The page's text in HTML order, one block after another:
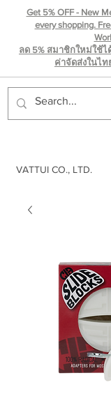
VATTUI CO., LTD.
Get 5% OFF - New
every shopping.
ลด 5% สมาชิกใหม่ใช้
ค่าจัดส่งในไท